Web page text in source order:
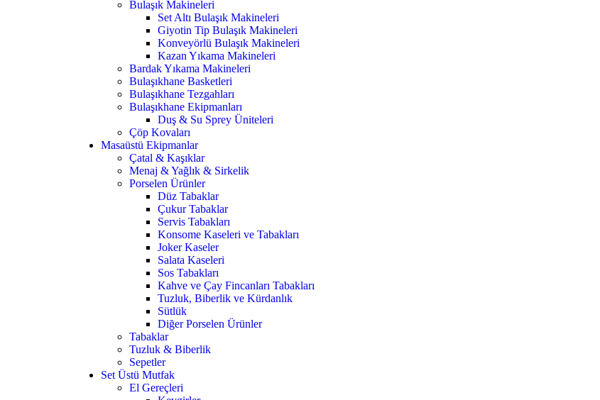
Bulaşık Makineleri
Set Altı Bulaşık Makineleri
Giyotin Tip Bulaşık Makineleri
Konveyörlü Bulaşık Makineleri
Kazan Yıkama Makineleri
Bardak Yıkama Makineleri
Bulaşıkhane Basketleri
Bulaşıkhane Tezgahları
Bulaşıkhane Ekipmanları
Duş & Su Sprey Üniteleri
Çöp Kovaları
Masaüstü Ekipmanlar
Çatal & Kaşıklar
Menaj & Yağlık & Sirkelik
Porselen Ürünler
Düz Tabaklar
Çukur Tabaklar
Servis Tabakları
Konsome Kaseleri ve Tabakları
Joker Kaseler
Salata Kaseleri
Sos Tabakları
Kahve ve Çay Fincanları Tabakları
Tuzluk, Biberlik ve Kürdanlık
Sütlük
Diğer Porselen Ürünler
Tabaklar
Tuzluk & Biberlik
Sepetler
Set Üstü Mutfak
El Gereçleri